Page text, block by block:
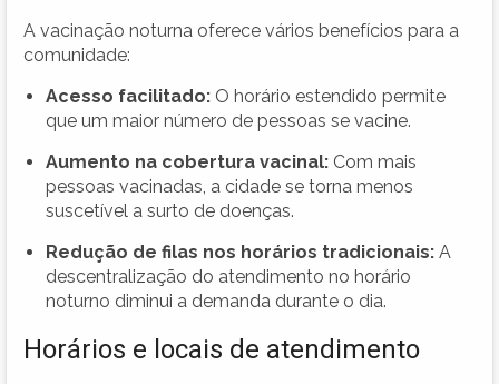
A vacinação noturna oferece vários benefícios para a
comunidade:
Acesso facilitado: O horário estendido permite
que um maior número de pessoas se vacine.
Aumento na cobertura vacinal: Com mais
pessoas vacinadas, a cidade se torna menos
suscetível a surto de doenças.
Redução de filas nos horários tradicionais: A
descentralização do atendimento no horário
noturno diminui a demanda durante o dia.
Horários e locais de atendimento